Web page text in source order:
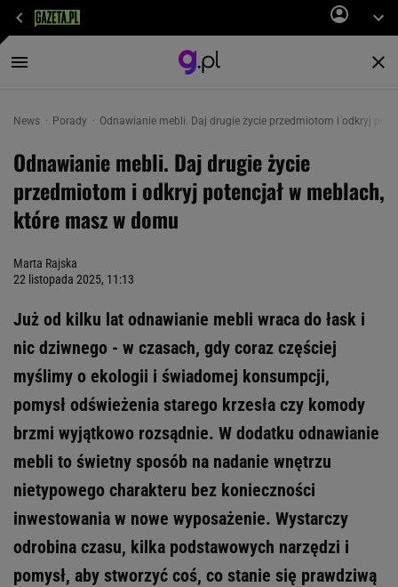
News Porady Odnawianie mebli. Daj drugie życie przedmiotom i odkryj
Odnawianie mebli. Daj drugie życie
przedmiotom i odkryj potencjał w meblach,
które masz w domu
Marta Rajska
22 listopada 2025, 11:13
Już od kilku lat odnawianie mebli wraca do łask i
nic dziwnego - w czasach, gdy coraz częściej
myślimy o ekologii i świadomej konsumpcji,
pomysł odświeżenia starego krzesła czy komody
brzmi wyjątkowo rozsądnie. W dodatku odnawianie
mebli to świetny sposób na nadanie wnętrzu
nietypowego charakteru bez konieczności
inwestowania w nowe wyposażenie. Wystarczy
odrobina czasu, kilka podstawowych narzędzi i
pomysł, aby stworzyć coś, co stanie się prawdziwą